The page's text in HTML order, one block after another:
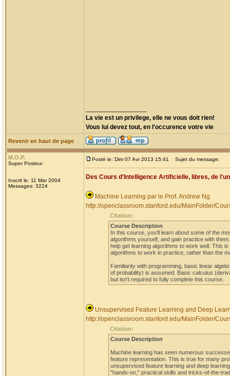
La vie est un privilege, elle ne vous doit rien!
Vous lui devez tout, en l'occurence votre vie
Revenir en haut de page
M.O.P.
Super Posteur
Inscrit le: 11 Mar 2004
Messages: 3224
Posté le: Dim 07 Avr 2013 15:41 Sujet du message:
Des Cours d'Intelligence Artificielle, libres, de
Machine Learning par le Prof. Andrew Ng
http://openclassroom.stanford.edu/MainFolder/
Citation:
Course Description
In this course, you'll learn about some of the
algorithms yourself, and gain practice with
help get learning algorithms to work well. This
algorithms to work in practice, rather than the
Familiarity with programming, basic linear
of probability) is assumed. Basic calculus
but isn't required to fully complete this course.
Unsupervised Feature Learning and Deep
http://openclassroom.stanford.edu/MainFolder/
Citation:
Course Description
Machine learning has seen numerous
feature representation. This is true for many
unsupervised feature learning and deep
"hands-on," practical skills and tricks-of-the-